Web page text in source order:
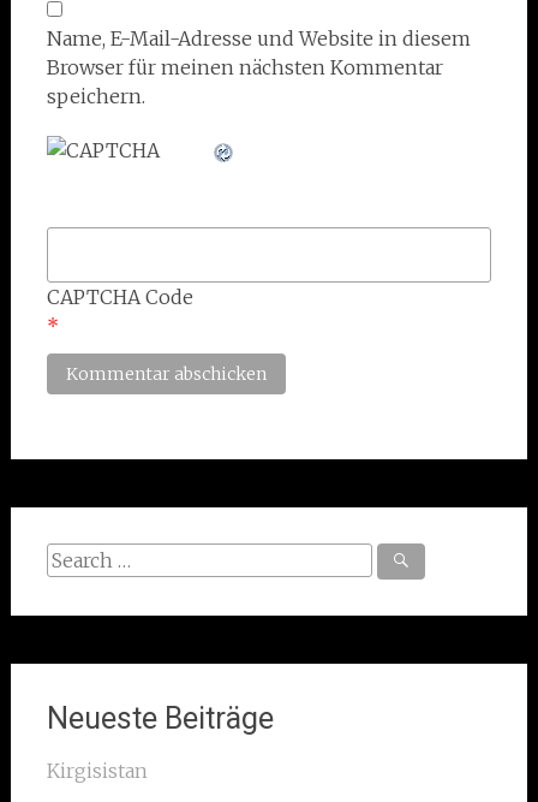
Name, E-Mail-Adresse und Website in diesem
Browser für meinen nächsten Kommentar
speichern.
CAPTCHA Code
*
Search
Neueste Beiträge
Kirgisistan